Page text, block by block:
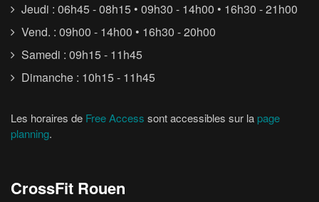
Jeudi : 06h45 - 08h15 • 09h30 - 14h00 • 16h30 - 21h00
Vend. : 09h00 - 14h00 • 16h30 - 20h00
Samedi : 09h15 - 11h45
Dimanche : 10h15 - 11h45
Les horaires de Free Access sont accessibles sur la page
planning.
CrossFit Rouen